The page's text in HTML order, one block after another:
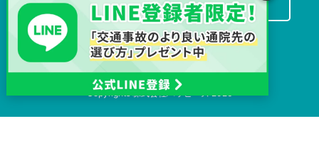
交通事故病院サーチに掲載希望の先生方へ
Copyrights株式会社ハッピーズ2026